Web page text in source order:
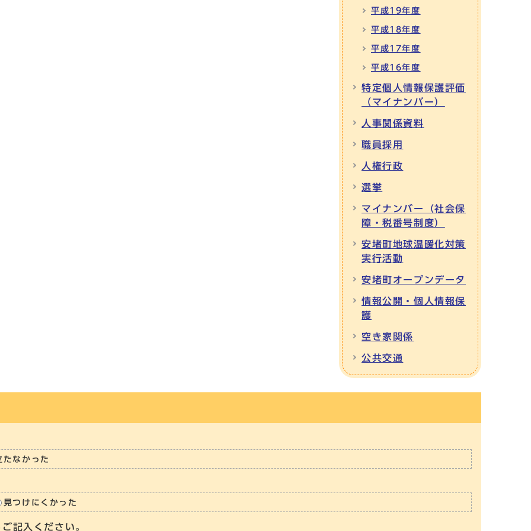
平成19年度
平成18年度
平成17年度
平成16年度
特定個人情報保護評価
（マイナンバー）
人事関係資料
職員採用
人権行政
選挙
マイナンバー（社会保
障・税番号制度）
安堵町地球温暖化対策
実行活動
安堵町オープンデータ
情報公開・個人情報保
護
空き家関係
公共交通
たなかった
見つけにくかった
記入ください。